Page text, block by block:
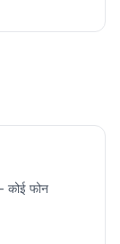
फोन